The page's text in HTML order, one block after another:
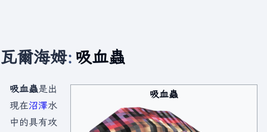
瓦爾海姆: 吸血蟲
吸血蟲
吸血蟲是出
現在沼澤水
中的具有攻